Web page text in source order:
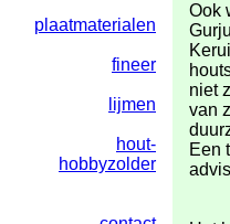
plaatmaterialen
fineer
lijmen
hout-
hobbyzolder
Ook
niet
van
Een